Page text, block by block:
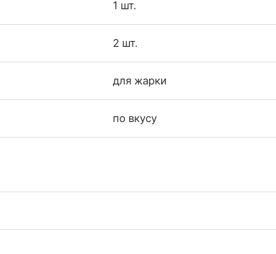
1 шт.
2 шт.
для жарки
по вкусу